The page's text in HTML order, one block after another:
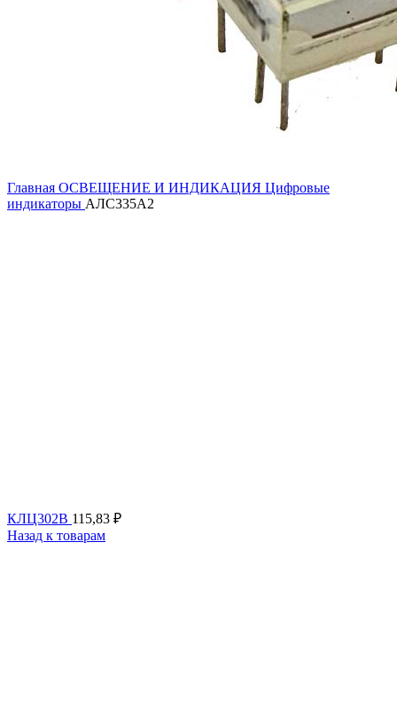
Главная ОСВЕЩЕНИЕ И ИНДИКАЦИЯ Цифровые
индикаторы АЛС335А2
КЛЦ302В 115,83 ₽
Назад к товарам